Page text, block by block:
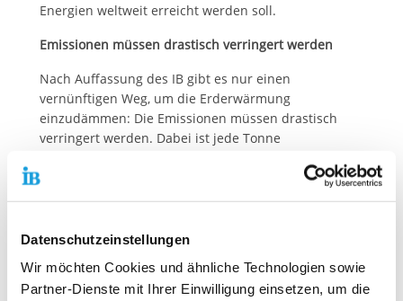
Datenschutzeinstellungen
Wir möchten Cookies und ähnliche Technologien sowie
Partner-Dienste mit Ihrer Einwilligung einsetzen, um die
Energien weltweit erreicht werden soll.
Emissionen müssen drastisch verringert werden
Nach Auffassung des IB gibt es nur einen
vernünftigen Weg, um die Erderwärmung
einzudämmen: Die Emissionen müssen drastisch
verringert werden. Dabei ist jede Tonne
Klimaschutz. Um die Folgen des Klimawandels in
„Der Weg zur Klimaneutralität ist das Gebot der
Stunde, denn die Zukunft der nächsten Generationen
steht auf dem Spiel“, sagt Thiemo Fojkar,